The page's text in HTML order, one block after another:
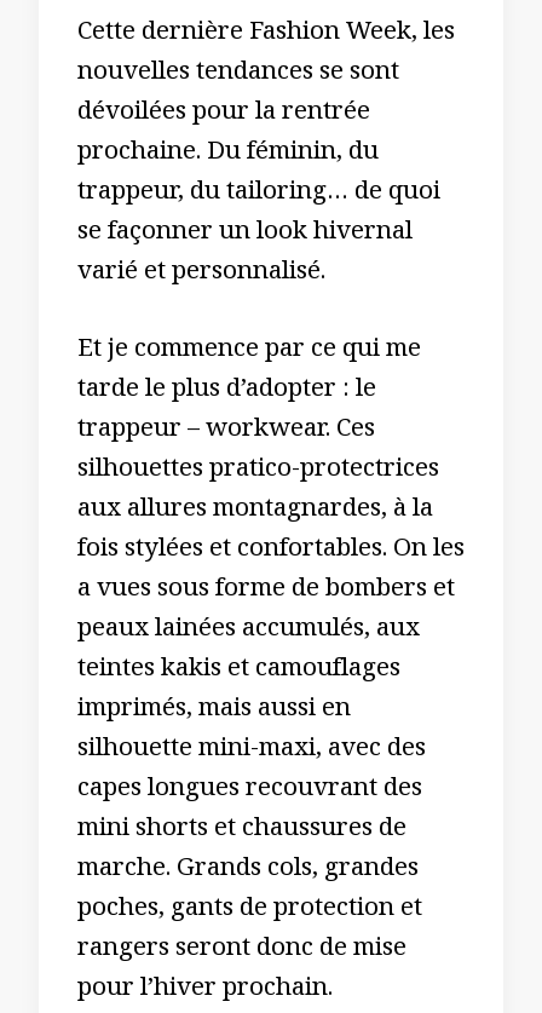
Cette dernière Fashion Week, les
nouvelles tendances se sont
dévoilées pour la rentrée
prochaine. Du féminin, du
trappeur, du tailoring… de quoi
se façonner un look hivernal
varié et personnalisé.
Et je commence par ce qui me
tarde le plus d’adopter : le
trappeur – workwear. Ces
silhouettes pratico-protectrices
aux allures montagnardes, à la
fois stylées et confortables. On les
a vues sous forme de bombers et
peaux lainées accumulés, aux
teintes kakis et camouflages
imprimés, mais aussi en
silhouette mini-maxi, avec des
capes longues recouvrant des
mini shorts et chaussures de
marche. Grands cols, grandes
poches, gants de protection et
rangers seront donc de mise
pour l’hiver prochain.